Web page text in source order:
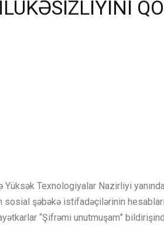
Yüksək Texnologiyalar Nazirliyi
şəbəkə istifadəçilərinin
“Şifrəmi unutmuşam”